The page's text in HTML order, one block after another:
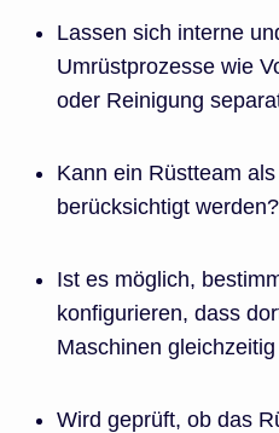
Lassen sich interne
Umrüstprozesse wie
oder Reinigung
Kann ein Rüstteam
berücksichtigt werden?
Ist es möglich,
konfigurieren, dass
Maschinen
Wird geprüft, ob das